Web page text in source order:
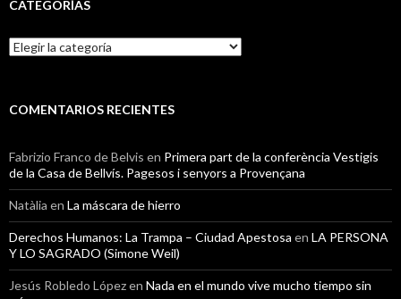
CATEGORÍAS
Categorías
COMENTARIOS RECIENTES
Fabrizio Franco de Belvis en Primera part de la conferència Vestigis
de la Casa de Bellvís. Pagesos i senyors a Provençana
Natàlia en La máscara de hierro
Derechos Humanos: La Trampa – Ciudad Apestosa en LA PERSONA
Y LO SAGRADO (Simone Weil)
Jesús Robledo Lópezen Nada en el mundo vive mucho tiempo sin